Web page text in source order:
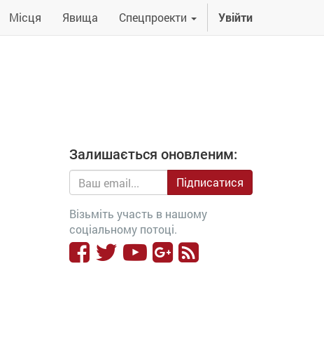
Місця Явища Спецпроекти Увійти
Залишається оновленим:
Підписатися
Візьміть участь в нашому
соціальному потоці.